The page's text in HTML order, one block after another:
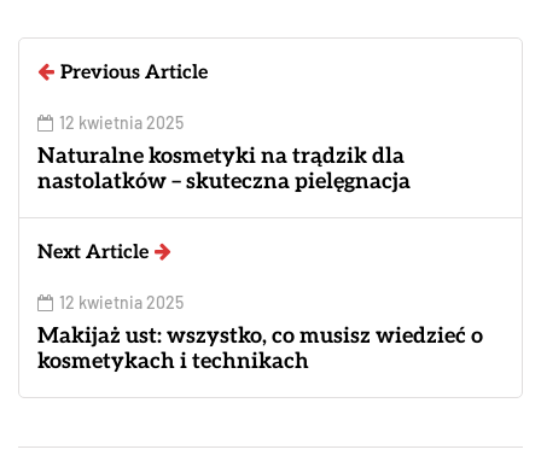
Previous Article
12 kwietnia 2025
Naturalne kosmetyki na trądzik dla
nastolatków – skuteczna pielęgnacja
Next Article
12 kwietnia 2025
Makijaż ust: wszystko, co musisz wiedzieć o
kosmetykach i technikach